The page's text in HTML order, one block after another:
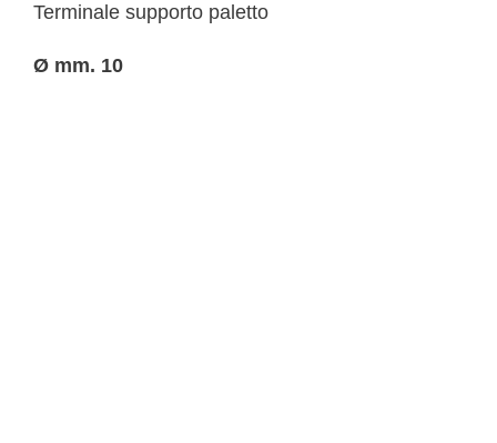
Terminale supporto paletto
Ø mm. 10